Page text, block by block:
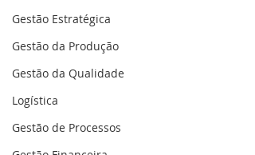
Gestão Estratégica
Gestão da Produção
Gestão da Qualidade
Logística
Gestão de Processos